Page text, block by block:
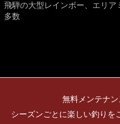
飛騨の大型レインボー、エリ
多数
無料メンテナ
シーズンごとに楽しい釣りを